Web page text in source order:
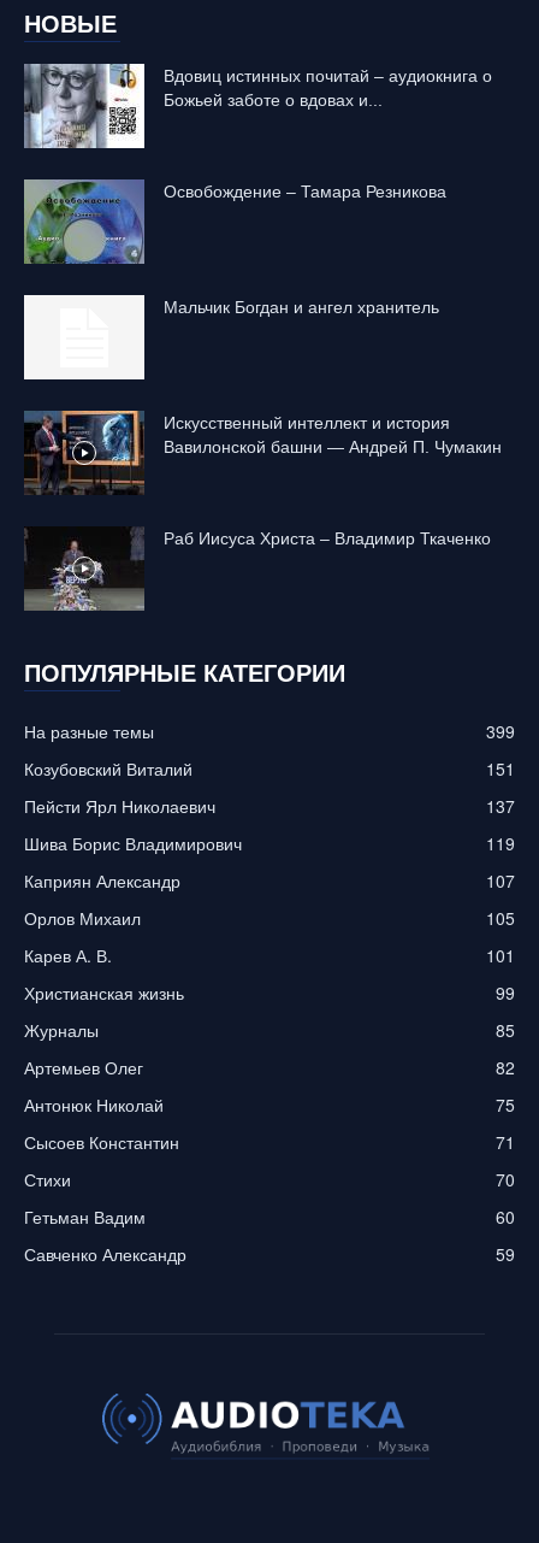
НОВЫЕ
Вдовиц истинных почитай – аудиокнига о
Божьей заботе о вдовах и...
Освобождение – Тамара Резникова
Mальчик Богдан и ангел хранитель
Искусственный интеллект и история
Вавилонской башни — Андрей П. Чумакин
Раб Иисуса Христа – Владимир Ткаченко
ПОПУЛЯРНЫЕ КАТЕГОРИИ
На разные темы
399
Козубовский Виталий
151
Пейсти Ярл Николаевич
137
Шива Борис Владимирович
119
Каприян Александр
107
Орлов Михаил
105
Карев А. В.
101
Христианская жизнь
99
Журналы
85
Артемьев Олег
82
Антонюк Николай
75
Сысоев Константин
71
Стихи
70
Гетьман Вадим
60
Савченко Александр
59